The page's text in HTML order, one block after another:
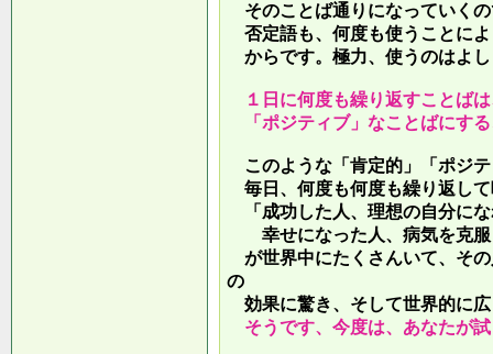
そのことば通りになっていく
否定語も、何度も使うことに
からです。極力、使うのはよ
１日に何度も繰り返すことば
「ポジティブ」なことばにす
このような「肯定的」「ポジ
毎日、何度も何度も繰り返し
「成功した人、理想の自分に
幸せになった人、病気を克服
が世界中にたくさんいて、そ
の
効果に驚き、そして世界的に
そうです、今度は、あなたが